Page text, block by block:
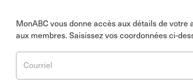
MonABC vous donne accès aux détails de
aux membres. Saisissez vos coordonnées ci-
Courriel